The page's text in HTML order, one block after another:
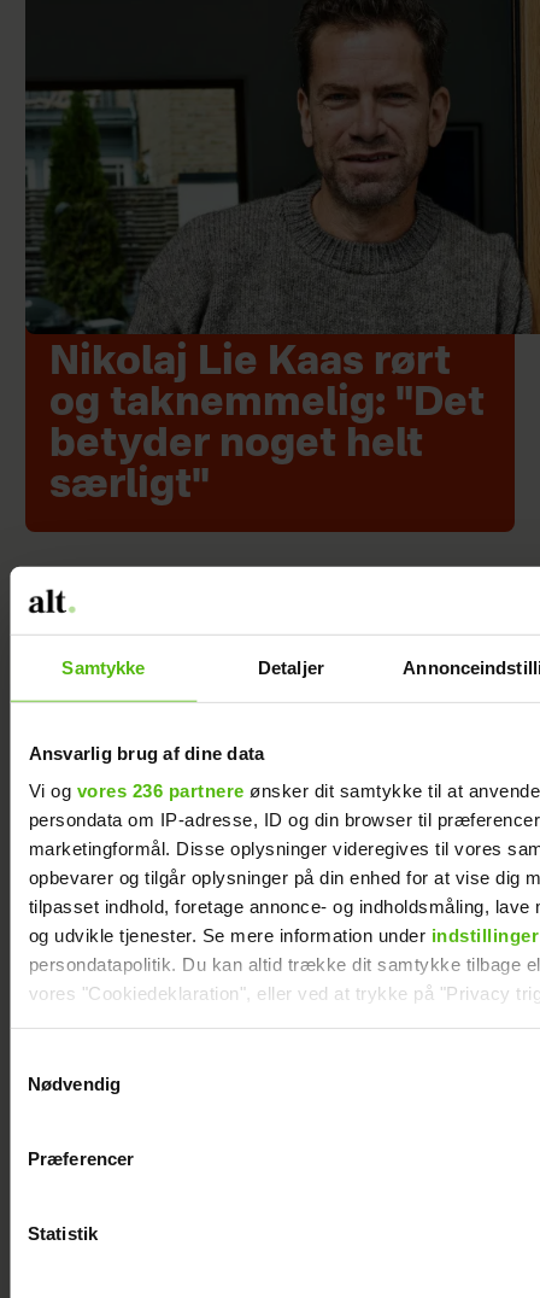
Samtykke Detaljer
Ansvarlig brug af dine data
Vi og vores 236 partnere ønsker dit samtykke til at
persondata om IP-adresse, ID og din browser til
marketingformål. Disse oplysninger videregives til vores
opbevarer og tilgår oplysninger på din enhed for at vise dig
tilpasset indhold, foretage annonce- og indholdsmåling, lave
og udvikle tjenester. Se mere information under indstillinger
persondatapolitik. Du kan altid trække dit samtykke tilbage
vores "Cookiedeklaration", eller ved at trykke på "Privacy
Vi anvender egne cookies og cookies fra tredjeparter til at
generere statistik og huske dine præferencer samt til brug
Nødvendig
Præferencer
Statistik
Nikolaj Lie Kaas rørt
og taknemmelig: "Det
betyder noget helt
særligt"
Sisse Sejr-Nørgaards krise: I
bund økonomisk